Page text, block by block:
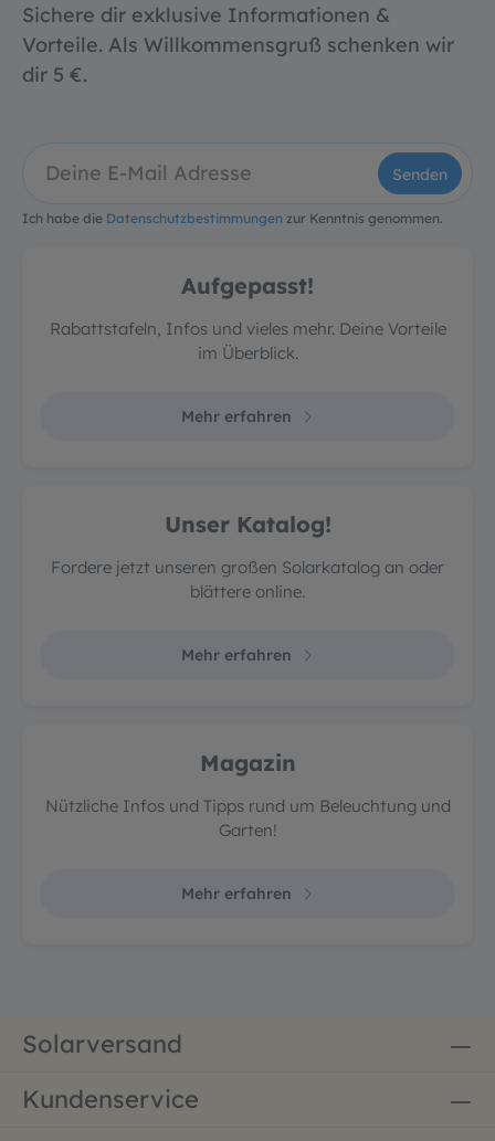
Sichere dir exklusive Informationen &
Vorteile. Als Willkommensgruß schenken wir
dir 5 €.
Senden
Ich habe die Datenschutzbestimmungen zur Kenntnis genommen.
Aufgepasst!
Rabattstafeln, Infos und vieles mehr. Deine Vorteile
im Überblick.
Mehr erfahren
Unser Katalog!
Fordere jetzt unseren großen Solarkatalog an oder
blättere online.
Mehr erfahren
Magazin
Nützliche Infos und Tipps rund um Beleuchtung und
Garten!
Mehr erfahren
Solarversand
Kundenservice